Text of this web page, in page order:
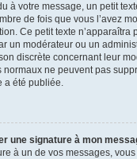
à votre message, un petit
de fois que vous l’avez
Ce petit texte n’apparaîtra
un modérateur ou un
discrète concernant leur
ne peuvent pas
a été publiée.
une signature à mon
à un de vos messages, vous